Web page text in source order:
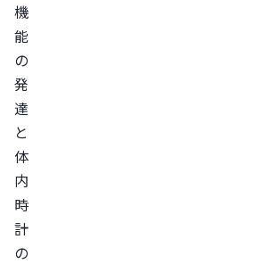
機
能
の
発
達
と
体
内
時
計
の